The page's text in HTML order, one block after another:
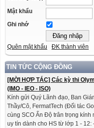
Mật khẩu
Ghi nhớ
Quên mật khẩu ĐK thành viên
TIN TỨC CỘNG ĐỒNG
[MỜI HỢP TÁC] Các kỳ thi
(IMO - IEO - ISO)
Kính gửi Quý Lãnh đạo, Ban
Thầy/Cô, FermatTech (Đối tác
cùng SCO Ấn Độ trân trọng kính
uy tín dành cho HS từ lớp 1 - 12: